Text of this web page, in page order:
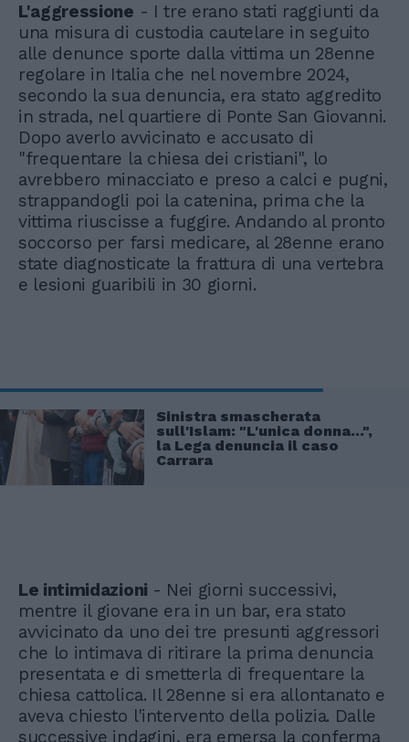
L'aggressione - I tre erano stati raggiunti da
una misura di custodia cautelare in seguito
alle denunce sporte dalla vittima un 28enne
regolare in Italia che nel novembre 2024,
secondo la sua denuncia, era stato aggredito
in strada, nel quartiere di Ponte San Giovanni.
Dopo averlo avvicinato e accusato di
"frequentare la chiesa dei cristiani", lo
avrebbero minacciato e preso a calci e pugni,
strappandogli poi la catenina, prima che la
vittima riuscisse a fuggire. Andando al pronto
soccorso per farsi medicare, al 28enne erano
state diagnosticate la frattura di una vertebra
e lesioni guaribili in 30 giorni.
Sinistra smascherata
sull'Islam: "L'unica donna...",
la Lega denuncia il caso
Carrara
Le intimidazioni - Nei giorni successivi,
mentre il giovane era in un bar, era stato
avvicinato da uno dei tre presunti aggressori
che lo intimava di ritirare la prima denuncia
presentata e di smetterla di frequentare la
chiesa cattolica. Il 28enne si era allontanato e
aveva chiesto l'intervento della polizia. Dalle
successive indagini, era emersa la conferma